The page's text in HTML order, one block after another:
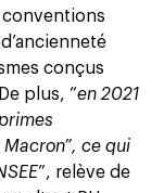
conventions
conçus
plus, “en 2021
ce qui
”, relève de